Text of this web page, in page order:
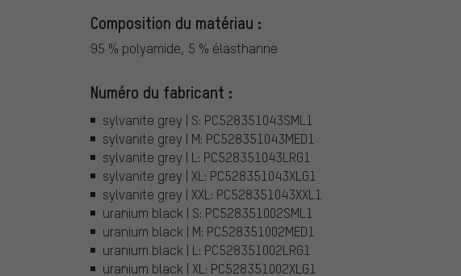
Composition du matériau :
95 % polyamide, 5 % élasthanne
Numéro du fabricant :
sylvanite grey | S: PC528351043SML1
sylvanite grey | M: PC528351043MED1
sylvanite grey | L: PC528351043LRG1
sylvanite grey | XL: PC528351043XLG1
sylvanite grey | XXL: PC528351043XXL1
uranium black | S: PC528351002SML1
uranium black | M: PC528351002MED1
uranium black | L: PC528351002LRG1
uranium black | XL: PC528351002XLG1